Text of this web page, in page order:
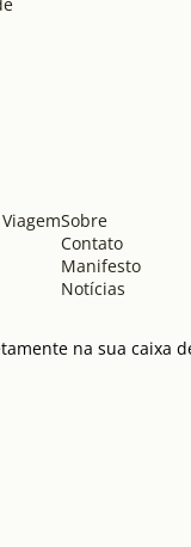
Sobre
Contato
Manifesto
Notícias
na sua caixa